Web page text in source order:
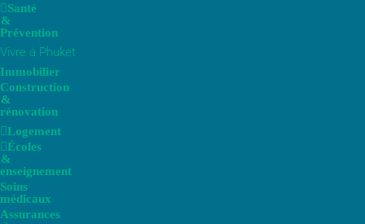
Santé
&
Prévention
Vivre à Phuket
Immobilier
Construction
&
rénovation
Logement
Écoles
&
enseignement
Soins
médicaux
Assurances